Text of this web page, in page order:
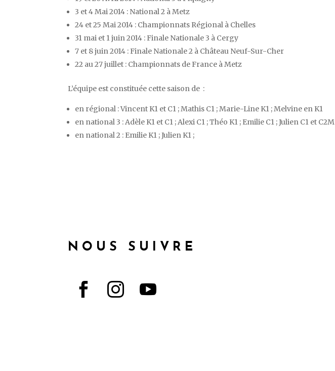
3 et 4 Mai 2014 : National 2 à Metz
24 et 25 Mai 2014 : Championnats Régional à Chelles
31 mai et 1 juin 2014 : Finale Nationale 3 à Cergy
7 et 8 juin 2014 : Finale Nationale 2 à Château Neuf-Sur-Cher
22 au 27 juillet : Championnats de France à Metz
L’équipe est constituée cette saison de :
en régional : Vincent K1 et C1 ; Mathis C1 ; Marie-Line K1 ; Melvine en K1
en national 3 : Adèle K1 et C1 ; Alexi C1 ; Théo K1 ; Emilie C1 ; Julien C1 et C2M
en national 2 : Emilie K1 ; Julien K1 ;
NOUS SUIVRE
  